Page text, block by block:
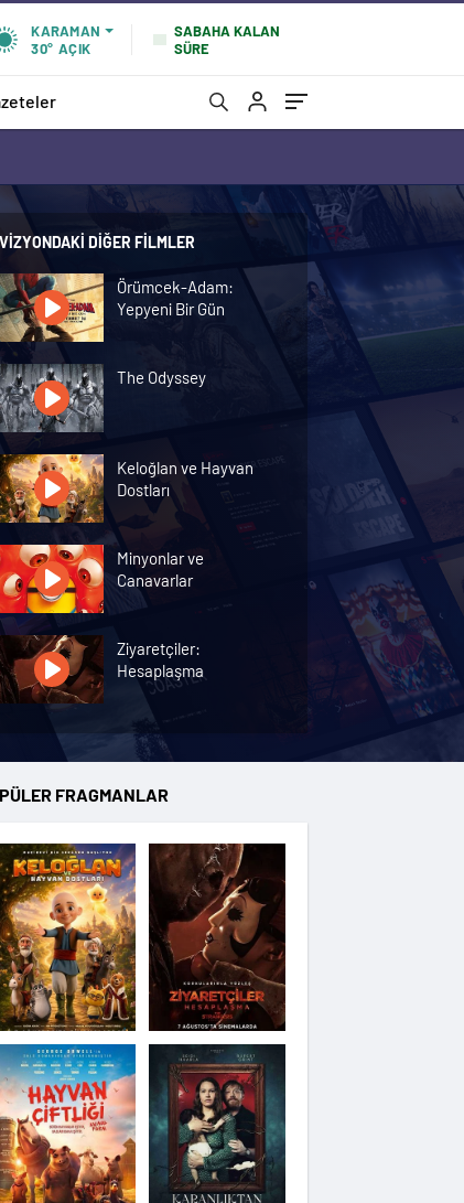
KARAMAN
30° AÇIK
SABAHA KALAN
SÜRE
VIZYONDAKI DIĞER FILMLER
Örümcek-Adam:
Yepyeni Bir Gün
The Odyssey
Keloğlan ve Hayvan
Dostları
Minyonlar ve
Canavarlar
Ziyaretçiler:
Hesaplaşma
Nasreddin Hoca:
Zaman Yolcusu 4
Hayvan Çiftliği
Karanlıktan Gelen
Şeytandan Satılık
Kozalak Devri
FRAGMANLAR